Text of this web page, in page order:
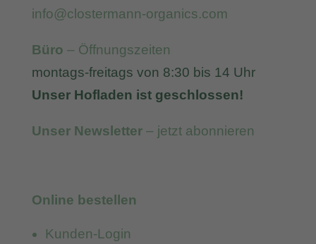
info@clostermann-organics.com
Büro – Öffnungszeiten
montags-freitags von 8:30 bis 14 Uhr
Unser Hofladen ist geschlossen!
Unser Newsletter– jetzt abonnieren
Online bestellen
Kunden-Login